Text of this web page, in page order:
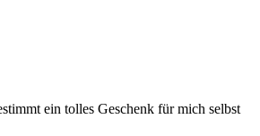
ein tolles Geschenk für mich selbst